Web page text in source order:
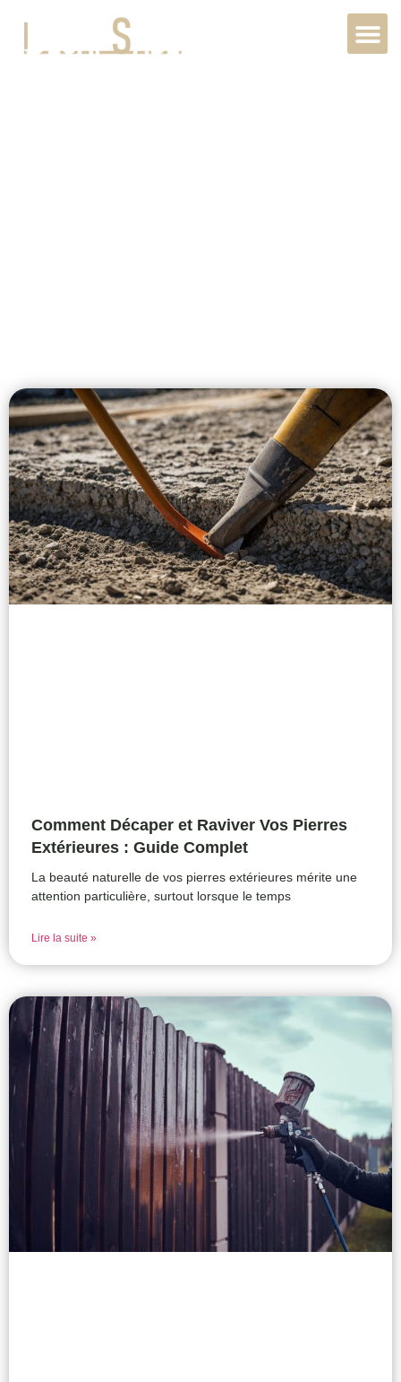
Comment Décaper et Raviver Vos Pierres
Extérieures : Guide Complet
La beauté naturelle de vos pierres extérieures mérite une
attention particulière, surtout lorsque le temps
Lire la suite »